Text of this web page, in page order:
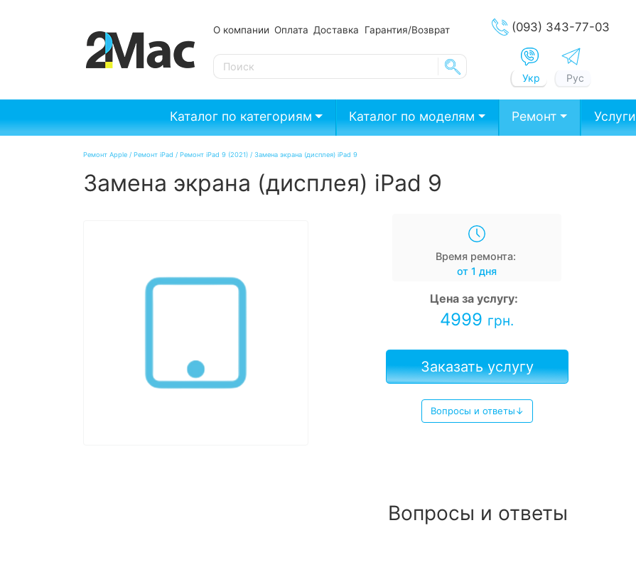
О компании Оплата Доставка Гарантия/Возврат
SE
(093) 343-77-03
Укр Рус
Каталог по категориям Каталог по моделям Ремонт Услуги
Ремонт Apple / Ремонт iPad / Ремонт iPad 9 (2021) / Замена экрана (дисплея) iPad 9
Замена экрана (дисплея) iPad 9
Время ремонта:
от 1 дня
Цена за услугу:
4999 грн.
Заказать услугу
Вопросы и ответы↓
Вопросы и ответы